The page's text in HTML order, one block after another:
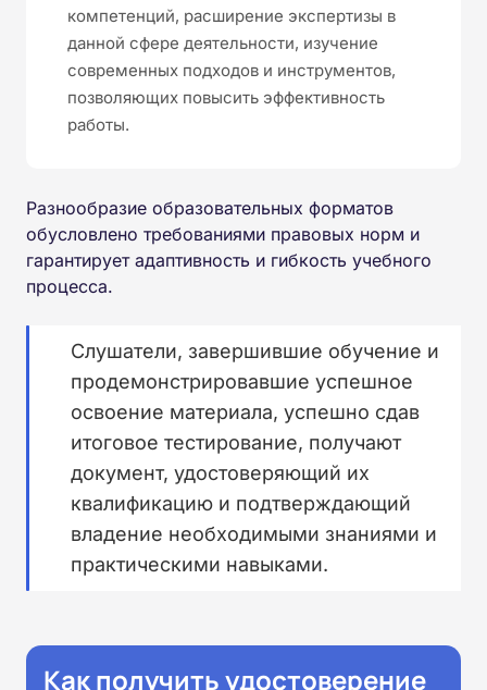
компетенций, расширение экспертизы в
данной сфере деятельности, изучение
современных подходов и инструментов,
позволяющих повысить эффективность
работы.
Разнообразие образовательных форматов
обусловлено требованиями правовых норм и
гарантирует адаптивность и гибкость учебного
процесса.
Слушатели, завершившие обучение и
продемонстрировавшие успешное
освоение материала, успешно сдав
итоговое тестирование, получают
документ, удостоверяющий их
квалификацию и подтверждающий
владение необходимыми знаниями и
практическими навыками.
Как получить удостоверение